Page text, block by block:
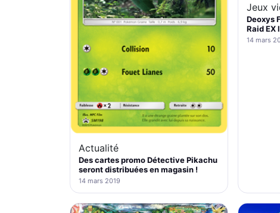
Actualité
Des cartes promo Détective Pikachu
seront distribuées en magasin !
14 mars 2019
Jeux
Deoxys
Raid EX
14 mars